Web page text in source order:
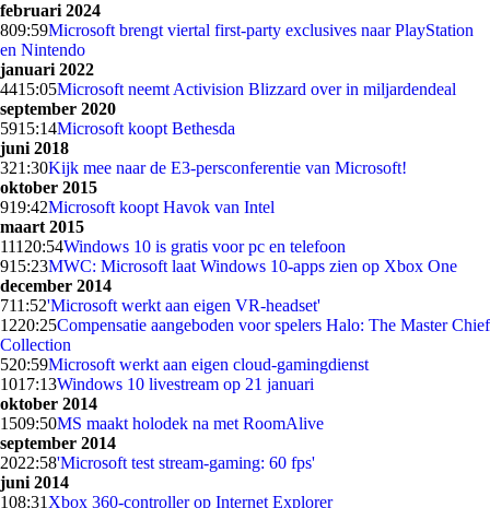
februari 2024
809:59Microsoft brengt viertal first-party exclusives naar PlayStation
en Nintendo
januari 2022
4415:05Microsoft neemt Activision Blizzard over in miljardendeal
september 2020
5915:14Microsoft koopt Bethesda
juni 2018
321:30Kijk mee naar de E3-persconferentie van Microsoft!
oktober 2015
919:42Microsoft koopt Havok van Intel
maart 2015
111 20:54Windows 10 is gratis voor pc en telefoon
915:23MWC: Microsoft laat Windows 10-apps zien op Xbox One
december 2014
711:52'Microsoft werkt aan eigen VR-headset'
1220:25Compensatie aangeboden voor spelers Halo: The Master Chief
Collection
520:59Microsoft werkt aan eigen cloud-gamingdienst
1017:13Windows 10 livestream op 21 januari
oktober 2014
1509:50MS maakt holodek na met RoomAlive
september 2014
2022:58'Microsoft test stream-gaming: 60 fps'
juni 2014
108:31 Xbox 360-controller op Internet Explorer